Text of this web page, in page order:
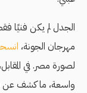
الجدل لم يكن فنيًا
مهرجان الجونة،
لصورة مصر. في
واسعة، ما كشف عن